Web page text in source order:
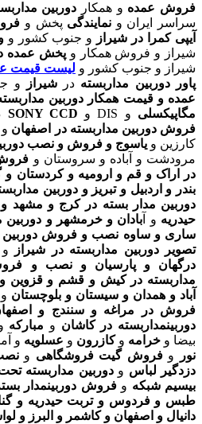
فروش عمده و همکار دوربین
سراسر ایران و نمایندگی پخش و
آیپی کمرا در شیراز و جنوب کشور و
شیراز و فروش همکار وپخش عمده
شیراز و جنوب کشور و لیست قیمت
پاور دوربین مداربسته درشیراز و
عمده و قیمت همکار دوربین
مگاپیکسلی و DIS و SONY CCD
فروش دوربین مداربسته در اصفهان و
کارزین ویاسوج و فروش و نصب
مرودشت و آباده و سروستان و فروش
در اراک و قم و ارومیه و کردستان و
بندر و اردبیل و تبریز و دوربین
دوربین مدار بسته در کرج و مشهد
حیدریه و آ بادان و خرمشهر و دوربین
ساری و ساوه نصب و فروش دوربین
تصویر دوربین مداربسته در شیراز
درگهان و پارسیان و نصب و
مداربسته در کیش و قشم و قزوین
آباد و همدان و سیستان و بلوچستان
فروش در مراغه و سنندج و
دوربینمداربسته در کاشان و مبارکه
بیضا و خرامه و کازرون و عسلویه و
نور
وفروش گیت فروشگاهی و
دزدگیر لباس ودوربین مداربسته
بیسیم شبکه وفروش دوربینمدار
طبس و فردوس و تربت حیدریه و
دانیال و اصفهان و کاشمر و البرز و